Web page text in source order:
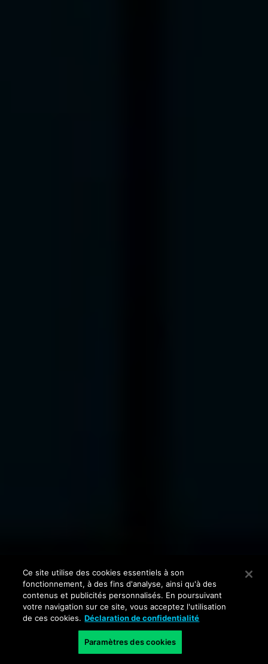
Ce site utilise des cookies essentiels à son
fonctionnement, à des fins d'analyse, ainsi qu'à des
contenus et publicités personnalisés. En poursuivant
votre navigation sur ce site, vous acceptez l'utilisation
de ces cookies. Déclaration de confidentialité
Paramètres des cookies